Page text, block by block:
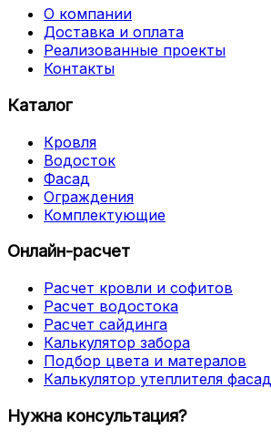
О компании
Доставка и оплата
Реализованные проекты
Контакты
Каталог
Кровля
Водосток
Фасад
Ограждения
Комплектующие
Онлайн-расчет
Расчет кровли и софитов
Расчет водостока
Расчет сайдинга
Калькулятор забора
Подбор цвета и матералов
Калькулятор утеплителя
Нужна консультация?